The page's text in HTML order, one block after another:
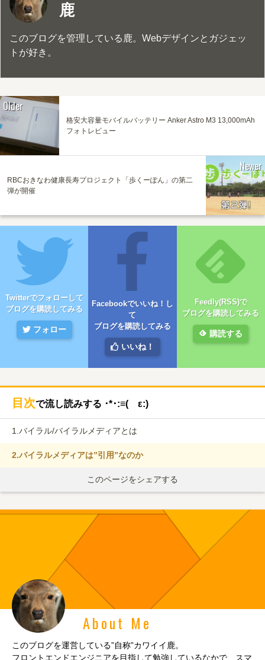
鹿
このブログを管理している鹿。Webデザインとガジェッ
トが好き。
Older
格安大容量モバイルバッテリー Anker Astro M3 13,000mAh
フォトレビュー
RBCおきなわ健康長寿プロジェクト「歩くーぽん」の第二
弾が開催
Newer
Twitterでフォローして
ブログを購読してみる
フォロー
Facebookでいいね！し
て
ブログを購読してみる
いいね！
Feedly(RSS)で
ブログを購読してみる
購読する
About Me
このブログを運営している”自称”カワイイ鹿。
フロントエンドエンジニアを目指して勉強しているなかで、スマ
目次で流し読みする ･*･:≡( ε:)
1.バイラル/バイラルメディアとは
2.バイラルメディアは”引用”なのか
このページをシェアする